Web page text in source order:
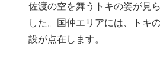
佐渡の空を舞うトキの姿が見
した。国仲エリアには、トキ
設が点在します。